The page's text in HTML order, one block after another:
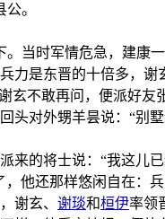
。
当时军情危急，建
力是东晋的十倍多，
不敢再问，便派好
头对外甥羊昙说：“别
的将士说：“我这儿
他还那样悠闲自在
谢玄、 谢琰和桓伊率领